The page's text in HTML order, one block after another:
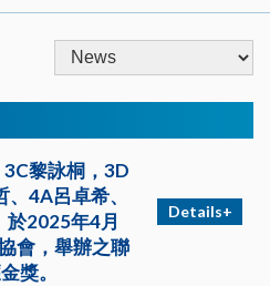
黎詠桐，3D
4A呂卓希、
於2025年4月
會，舉辦之聯
獎。
Details+